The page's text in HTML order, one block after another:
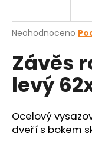
Průměrné
produktu
je
0,0
hvězdiček.
Neohodnoceno
Závěs
levý
Ocelový
dveří s bokem
j
t
?